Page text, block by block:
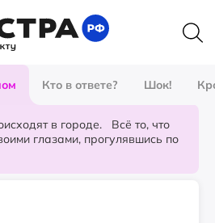
Кто в ответе? Шок!
в городе. Всё то, что
глазами, прогулявшись по